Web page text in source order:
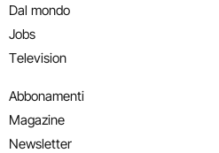
Dal mondo
Jobs
Television
Abbonamenti
Magazine
Newsletter